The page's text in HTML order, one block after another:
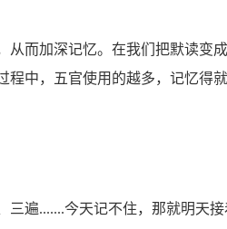
从而加深记忆。在我们把默读变成
程中，五官使用的越多，记忆得就
三遍.......今天记不住，那就明天接